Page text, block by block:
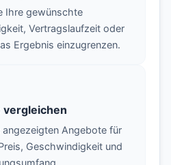
Ihre gewünschte
Vertragslaufzeit oder
Ergebnis einzugrenzen.
vergleichen
angezeigten Angebote für
Geschwindigkeit und